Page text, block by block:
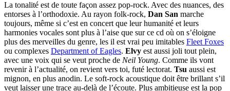
La tonalité est de toute façon assez pop-rock. Avec des nuances, des
entorses à l’orthodoxie. Au rayon folk-rock, Dan San marche
toujours, même si c’est en concert que leur humanité et leurs
harmonies vocales sont plus à l’aise que sur ce cd où on s’éloigne
plus des merveilles du genre, les il est vrai peu imitables Fleet Foxes
ou complexes Department of Eagles. Elvy est aussi joli tout plein,
avec une voix qui se veut proche de Neil Young. Comme ils vont
revenir à l’actualité, on revient vers toi, futé lectorat. Tsu aussi est
mignon, en plus anodin. Le soft-rock acoustique doit être brillant s’il
veut laisser une trace au-delà de l’écoute. Plus ambitieuse est la pop